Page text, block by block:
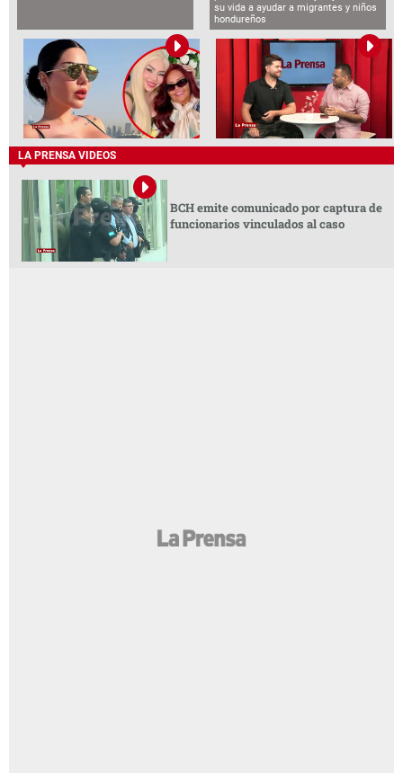
su vida a ayudar a migrantes y niños
hondureños
LA PRENSA VIDEOS
BCH emite comunicado por captura de
funcionarios vinculados al caso